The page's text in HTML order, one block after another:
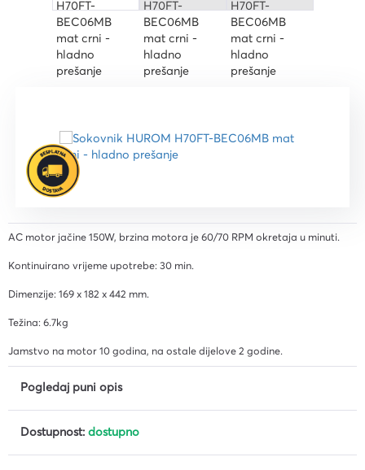
AC motor jačine 150W, brzina motora je 60/70 RPM okretaja u minuti.
Kontinuirano vrijeme upotrebe: 30 min.
Dimenzije: 169 x 182 x 442 mm.
Težina: 6.7kg
Jamstvo na motor 10 godina, na ostale dijelove 2 godine.
Pogledaj puni opis
Dostupnost: dostupno